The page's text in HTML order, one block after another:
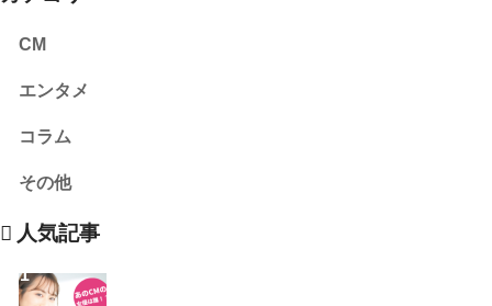
CM
エンタメ
コラム
その他
人気記事
1